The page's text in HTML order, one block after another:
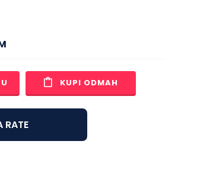
KUPI ODMAH
RATE